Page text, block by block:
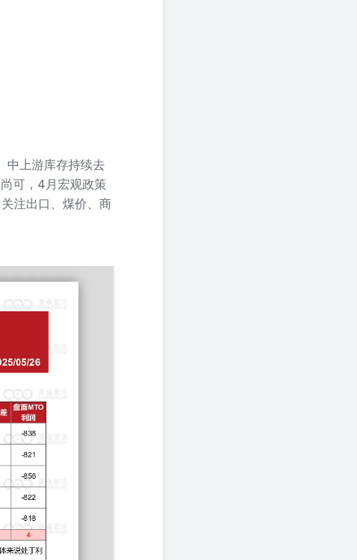
中上游库存持续去
可，4月宏观政策
注出口、煤价、商
2490 2600 2460 2638 260 332
2315 2470 2600 2460 2630 260
，等待淡季预期交易到位；伊
欧美甲醇价格弱势，单边暂不
美金 LL美湾 进口利润 主力
2 0 780 7300 7515 9250 7780
05/2 2 780 7260 7450 9075
日度变化 0 -110 -50 -75 -20 0
成品库存中性。整体库存中
量。非标HD注塑价格维稳，
新装置压力较大，关注新装置
出口利润 主力期货 基差 两油
770 7140 7240 7030 7438 870
05/ 22 6530 760 7115 7218
120 80 6260 日度变化 -40 0